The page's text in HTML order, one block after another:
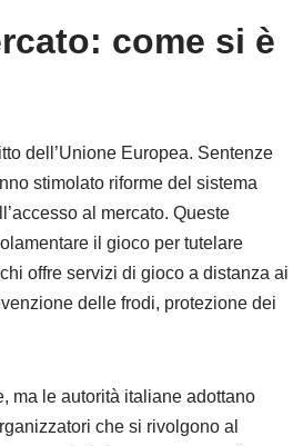
come si è
dell’Unione Europea. Sentenze
stimolato riforme del sistema
al mercato. Queste
il gioco per tutelare
offre servizi di gioco a distanza ai
delle frodi, protezione dei
ma le autorità italiane adottano
che si rivolgono al